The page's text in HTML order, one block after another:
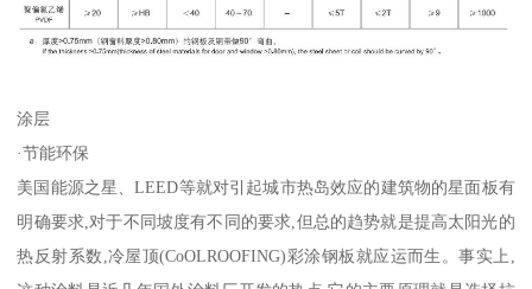
涂层
·节能环保
美国能源之星、LEED等就对引起城市热岛效应的建筑物的星面板有
明确要求,对于不同坡度有不同的要求,但总的趋势就是提高太阳光的
热反射系数,冷屋顶(CoOLROOFING)彩涂钢板就应运而生。事实上,